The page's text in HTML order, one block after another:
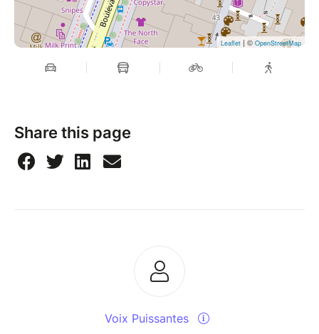
Leaflet | © OpenStreetMap
Share this page
Voix Puissantes